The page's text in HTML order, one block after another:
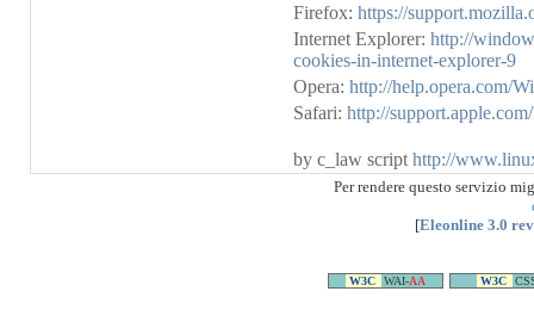
Firefox:https://
Internet Explorer:http://
cookies-in-internet-explorer-9
Opera:http://help.opera.com/
Safari:http://
by c_law scripthttp://
Per rendere questo servizio
[Eleonline 3.0
W3C WAI-AA W3C